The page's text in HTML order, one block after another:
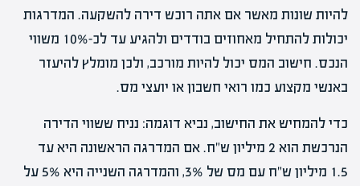
להיות שונות מאשר אם אתה רוכש דירה להשקעה. המדרגות
יכולות להתחיל מאחוזים בודדים ולהגיע עד לכ-10% משווי
הנכס. חישוב המס יכול להיות מורכב, ולכן מומלץ להיעזר
באנשי מקצוע כמו רואי חשבון או יועצי מס.
כדי להמחיש את החישוב, נביא דוגמה: נניח ששווי הדירה
הנרכשת הוא 2 מיליון ש"ח. אם המדרגה הראשונה היא עד
1.5 מיליון ש"ח עם מס של 3%, והמדרגה השנייה היא 5% על